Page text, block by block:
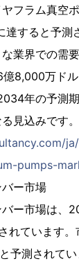
フラム真空
すると予測
業界での需
8,000万ド
年の予測
見込みです。
pumps-
ー市場
バー市場は、
れています
予測されて